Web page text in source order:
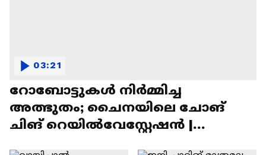
റോബോട്ടുകൾ നിർമ്മിച്ച
അത്ഭുതം; ചൈനയിലെ ചോങ്
ചിങ് റെയിൽവേസ്റ്റേഷൻ |
03:21